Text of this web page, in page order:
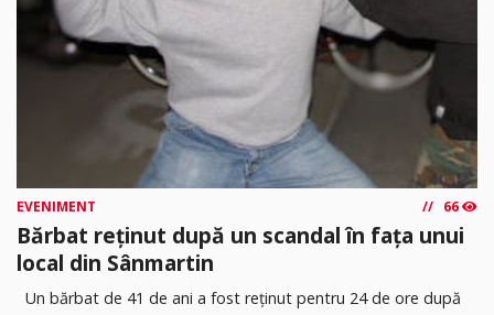
EVENIMENT 66
Bărbat reținut după un scandal în fața unui
local din Sânmartin
Un bărbat de 41 de ani a fost reținut pentru 24 de ore după